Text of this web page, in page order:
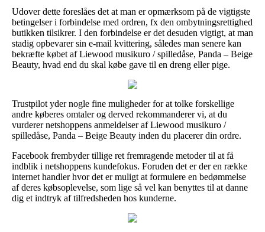
Udover dette foreslåes det at man er opmærksom på de vigtigste
betingelser i forbindelse med ordren, fx den ombytningsrettighed
butikken tilsikrer. I den forbindelse er det desuden vigtigt, at man
stadig opbevarer sin e-mail kvittering, således man senere kan
bekræfte købet af Liewood musikuro / spilledåse, Panda – Beige
Beauty, hvad end du skal købe gave til en dreng eller pige.
Trustpilot yder nogle fine muligheder for at tolke forskellige
andre køberes omtaler og derved rekommanderer vi, at du
vurderer netshoppens anmeldelser af Liewood musikuro /
spilledåse, Panda – Beige Beauty inden du placerer din ordre.
Facebook frembyder tillige ret fremragende metoder til at få
indblik i netshoppens kundefokus. Foruden det er der en række
internet handler hvor det er muligt at formulere en bedømmelse
af deres købsoplevelse, som lige så vel kan benyttes til at danne
dig et indtryk af tilfredsheden hos kunderne.